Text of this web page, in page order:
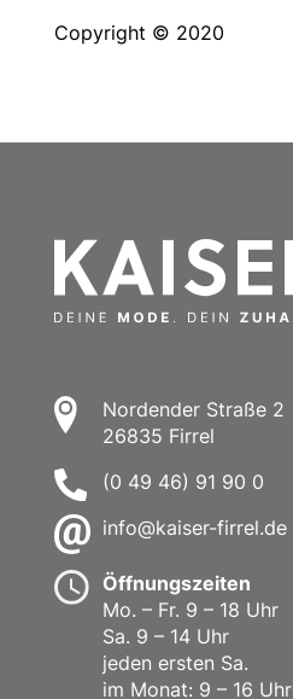
Copyright © 2020
Nordender Straße 2
26835 Firrel
(0 49 46) 91 90 0
info@kaiser-firrel.de
Öffnungszeiten
Mo. – Fr. 9 – 18 Uhr
Sa. 9 – 14 Uhr
jeden ersten Sa.
im Monat: 9 – 16 Uhr